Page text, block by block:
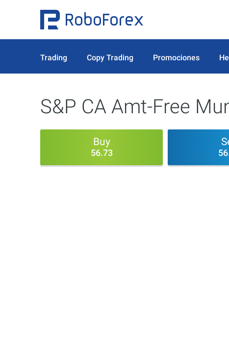
Trading Copy Trading Promociones
S&P CA Amt-Free
Buy
56.73